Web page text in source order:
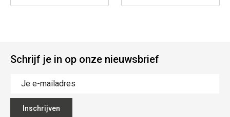
Schrijf je in op onze nieuwsbrief
Inschrijven